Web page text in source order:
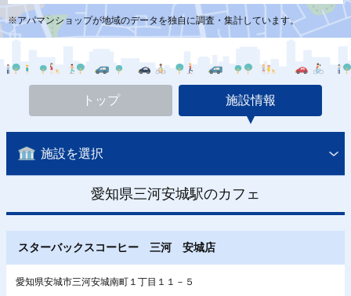
※アパマンショップが地域のデータを独自に調査・集計しています。
トップ 施設情報
施設を選択
愛知県三河安城駅のカフェ
スターバックスコーヒー 三河 安城店
愛知県安城市三河安城南町１丁目１１－５